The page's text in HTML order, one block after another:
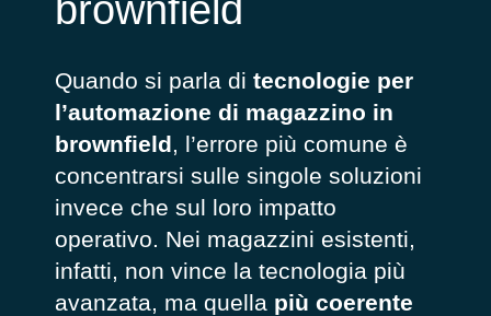
brownfield
Quando si parla di tecnologie per
l’automazione di magazzino in
brownfield, l’errore più comune è
concentrarsi sulle singole soluzioni
invece che sul loro impatto
operativo. Nei magazzini esistenti,
infatti, non vince la tecnologia più
avanzata, ma quella più coerente